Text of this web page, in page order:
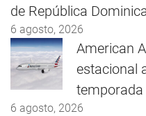
de República
6 agosto, 2026
American
estacional
6 agosto, 2026